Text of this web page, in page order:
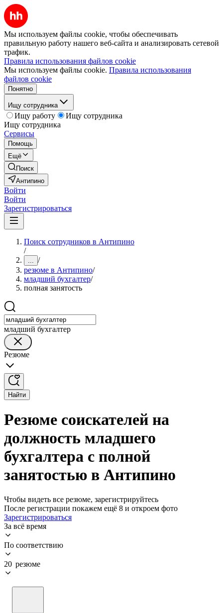
Мы используем файлы cookie, чтобы обеспечивать
правильную работу нашего веб-сайта и анализировать сетевой
трафик.
Правила использования файлов cookie
Мы используем файлы cookie. Правила использования
файлов cookie
Понятно
Ищу сотрудника
Ищу работу
Ищу сотрудника
Ищу сотрудника
Сервисы
Помощь
Ещё
Поиск
Антипино
Войти
Войти
Зарегистрироваться
Поиск сотрудников в Антипино
/
... /
резюме в Антипино/
младший бухгалтер/
полная занятость
младший бухгалтер
Резюме
Найти
Резюме соискателей на
должность младшего
бухгалтера с полной
занятостью в Антипино
Чтобы видеть все резюме, зарегистрируйтесь
После регистрации покажем ещё 8 и откроем фото
Зарегистрироваться
За всё время
По соответствию
20 резюме